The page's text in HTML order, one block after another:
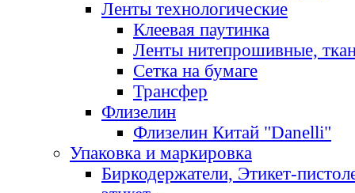
Ленты технологические
Клеевая паутинка
Ленты нитепрошивные,
Сетка на бумаге
Трансфер
Флизелин
Флизелин Китай "Danelli"
Упаковка и маркировка
Биркодержатели, Этикет-